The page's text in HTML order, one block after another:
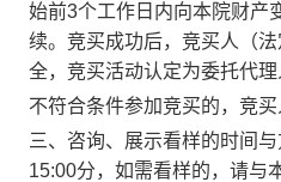
始前3个工作日内向本院财产
续。竞买成功后，竞买人（
全，竞买活动认定为委托代理
不符合条件参加竞买的，竞
三、咨询、展示看样的时间
15:00分，如需看样的，请与